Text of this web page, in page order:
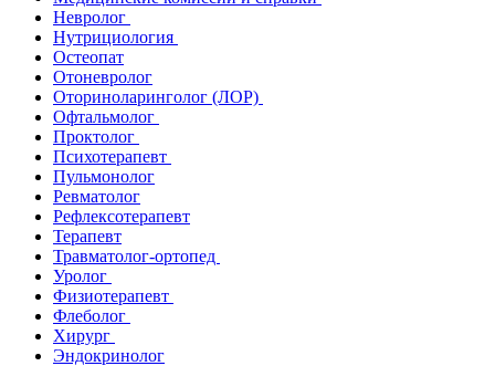
Невролог
Нутрициология
Остеопат
Отоневролог
Оториноларинголог (ЛОР)
Офтальмолог
Проктолог
Психотерапевт
Пульмонолог
Ревматолог
Рефлексотерапевт
Терапевт
Травматолог-ортопед
Уролог
Физиотерапевт
Флеболог
Хирург
Эндокринолог